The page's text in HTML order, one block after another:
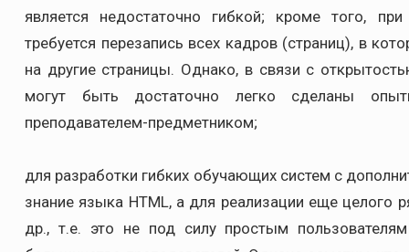
является недостаточно гибкой; кроме того,
требуется перезапись всех кадров (страниц), в
на другие страницы. Однако, в связи с
могут быть достаточно легко сделаны
преподавателем-предметником;
для разработки гибких обучающих систем с
знание языка HTML, а для реализации еще целого
др., т.е. это не под силу простым